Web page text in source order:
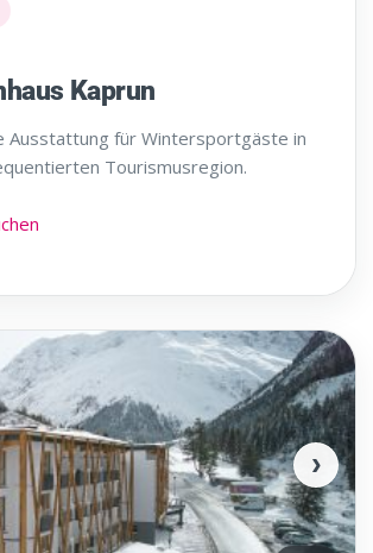
Kaprun
Ausstattung für Wintersportgäste in
Tourismusregion.
›